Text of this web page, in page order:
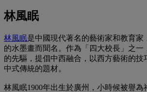
林風眠
林風眠是中國現代著名的藝術家和教育家
的水墨畫而聞名。作為「四大校長」之一
的先驅，提倡中西融合，以西方藝術的技
中式傳統的題材。
林風眠1900年出生於廣州，小時候被譽為